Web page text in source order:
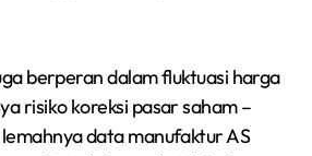
berperan dalam fluktuasi harga
risiko koreksi pasar saham –
data manufaktur AS